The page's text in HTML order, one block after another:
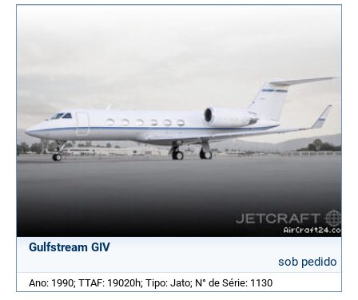
Gulfstream GIV
sob pedido
Ano: 1990; TTAF: 19020h; Tipo: Jato; N° de Série: 1130